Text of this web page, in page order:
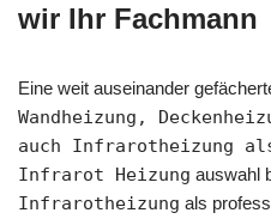
wir Ihr Fachmann
Eine weit auseinander
Wandheizung,
auch Infrarotheizung
Infrarot Heizung auswahl
Infrarotheizung als